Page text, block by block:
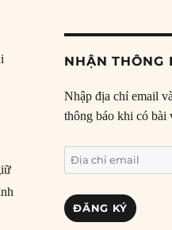
NHẬN THÔNG
Nhập địa chỉ email
thông báo khi có bài
Địa
chỉ
email
ĐĂNG KÝ